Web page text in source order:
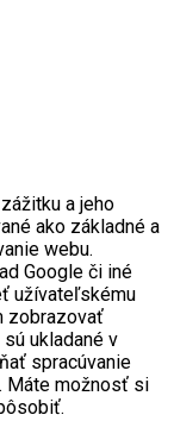
a jeho
ako základné a
webu.
Google či iné
užívateľskému
zobrazovať
ukladané v
spracúvanie
Máte možnosť si